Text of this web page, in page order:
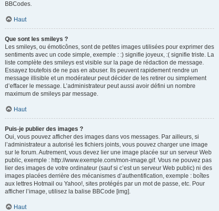
BBCodes.
Haut
Que sont les smileys ?
Les smileys, ou émoticônes, sont de petites images utilisées pour exprimer des
sentiments avec un code simple, exemple : :) signifie joyeux, :( signifie triste. La
liste complète des smileys est visible sur la page de rédaction de message.
Essayez toutefois de ne pas en abuser. Ils peuvent rapidement rendre un
message illisible et un modérateur peut décider de les retirer ou simplement
d’effacer le message. L’administrateur peut aussi avoir défini un nombre
maximum de smileys par message.
Haut
Puis-je publier des images ?
Oui, vous pouvez afficher des images dans vos messages. Par ailleurs, si
l’administrateur a autorisé les fichiers joints, vous pouvez charger une image
sur le forum. Autrement, vous devez lier une image placée sur un serveur Web
public, exemple : http://www.exemple.com/mon-image.gif. Vous ne pouvez pas
lier des images de votre ordinateur (sauf si c’est un serveur Web public) ni des
images placées derrière des mécanismes d’authentification, exemple : boîtes
aux lettres Hotmail ou Yahoo!, sites protégés par un mot de passe, etc. Pour
afficher l’image, utilisez la balise BBCode [img].
Haut